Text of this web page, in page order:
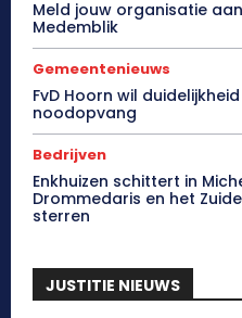
Meld jouw organisatie
Medemblik
Gemeentenieuws
FvD Hoorn wil
noodopvang
Bedrijven
Enkhuizen schittert in
Drommedaris en het
sterren
JUSTITIE NIEUWS